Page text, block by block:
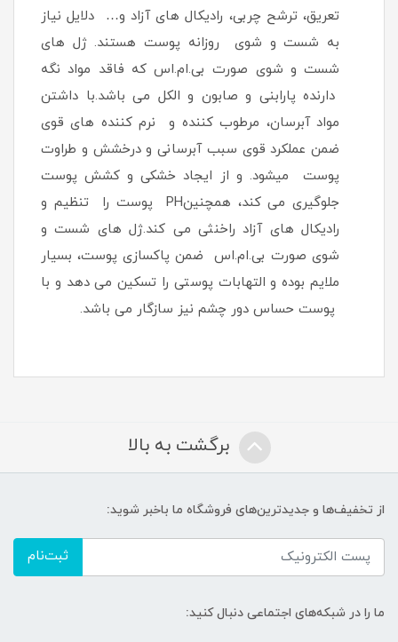
تعریق، ترشح چربی، رادیکال های آزاد و… دلایل نیاز
به شست و شوی روزانه پوست هستند. ژل های
شست و شوی صورت بی.ام.اس که فاقد مواد نگه
دارنده پارابنی و صابون و الکل می باشد.با داشتن
مواد آبرسان، مرطوب کننده و نرم کننده های قوی
ضمن عملکرد قوی سبب آبرسانی و درخشش و طراوت
پوست میشود. و از ایجاد خشکی و کشش پوست
جلوگیری می کند، همچنینPH پوست را تنظیم و
رادیکال های آزاد راخنثی می کند.ژل های شست و
شوی صورت بی.ام.اس ضمن پاکسازی پوست، بسیار
ملایم بوده و التهابات پوستی را تسکین می دهد و با
پوست حساس دور چشم نیز سازگار می باشد.
برگشت به بالا
از تخفیف‌ها و جدیدترین‌های فروشگاه ما باخبر شوید:
ثبت‌نام
ما را در شبکه‌های اجتماعی دنبال کنید: